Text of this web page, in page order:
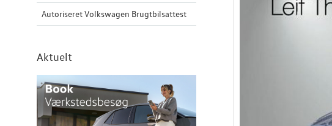
Autoriseret Volkswagen Brugtbilsattest
Aktuelt